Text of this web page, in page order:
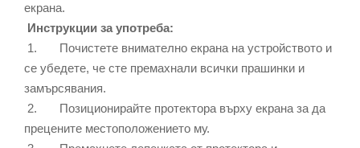
екрана.
Инструкции за употреба:
1. Почистете внимателно екрана на устройството и
се убедете, че сте премахнали всички прашинки и
замърсявания.
2. Позиционирайте протектора върху екрана за да
прецените местоположението му.